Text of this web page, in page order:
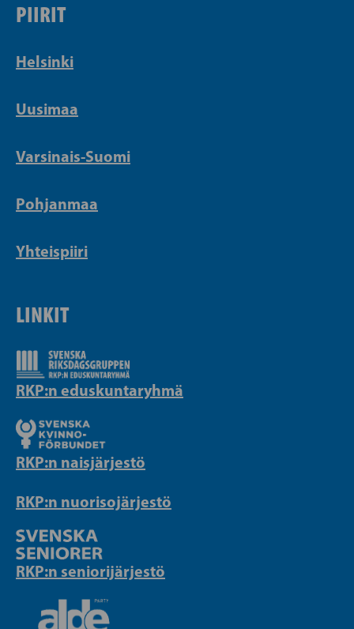
PIIRIT
Helsinki
Uusimaa
Varsinais-Suomi
Pohjanmaa
Yhteispiiri
LINKIT
RKP:n eduskuntaryhmä
RKP:n naisjärjestö
RKP:n nuorisojärjestö
RKP:n seniorijärjestö